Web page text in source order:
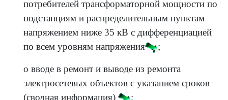
потребителей трансформаторной мощности по
подстанциям и распределительным пунктам
напряжением ниже 35 кВ с дифференциацией
по всем уровням напряжения
;
о вводе в ремонт и выводе из ремонта
электросетевых объектов с указанием сроков
(сводная информация)
;